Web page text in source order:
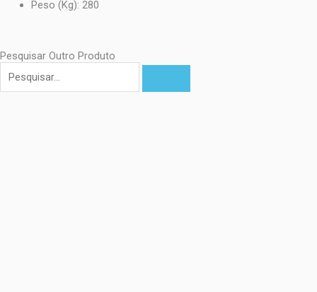
Peso (Kg): 280
Pesquisar Outro Produto
Pesquisar